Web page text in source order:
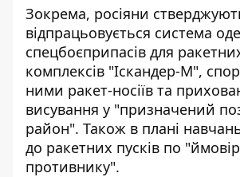
Зокрема, росіяни
відпрацьовується система
спецбоєприпасів для
комплексів "Іскандер-М",
ними ракет-носіїв та
висування у "призначений
район". Також в плані
до ракетних пусків по
противнику".